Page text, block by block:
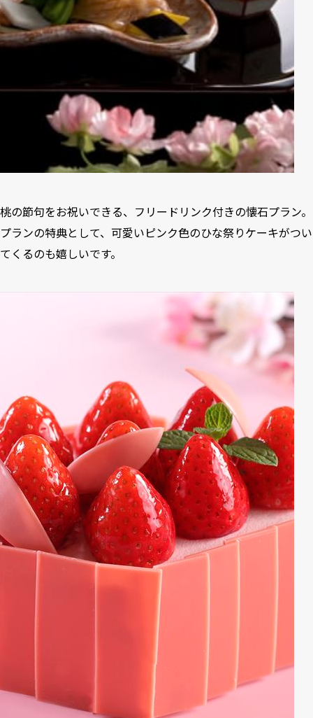
桃の節句をお祝いできる、フリードリンク付きの懐石プラン。
プランの特典として、可愛いピンク色のひな祭りケーキがつい
てくるのも嬉しいです。